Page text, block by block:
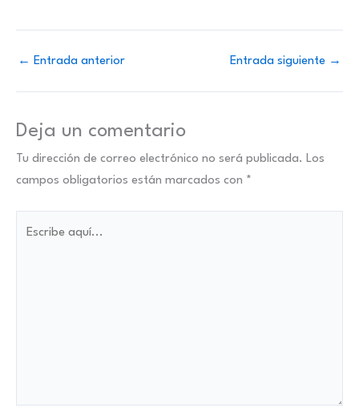
← Entrada anterior Entrada siguiente →
Deja un comentario
Tu dirección de correo electrónico no será publicada. Los
campos obligatorios están marcados con *